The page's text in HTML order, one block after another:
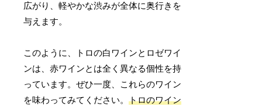
広がり、軽やかな渋みが全体に奥行きを
与えます。
このように、トロの白ワインとロゼワイ
ンは、赤ワインとは全く異なる個性を持
っています。ぜひ一度、これらのワイン
を味わってみてください。トロのワイン